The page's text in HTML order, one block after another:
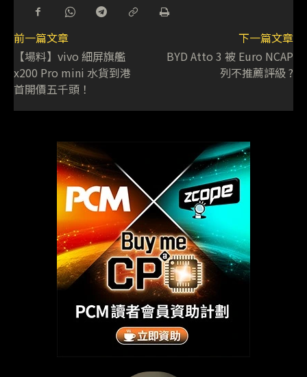
前一篇文章
【場料】vivo 細屏旗艦
x200 Pro mini 水貨到港
首開價五千頭！
下一篇文章
BYD Atto 3 被 Euro NCAP
列不推薦評級 ?